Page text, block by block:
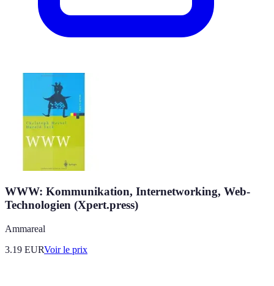
WWW: Kommunikation, Internetworking, Web-
Technologien (Xpert.press)
Ammareal
3.19 EURVoir le prix